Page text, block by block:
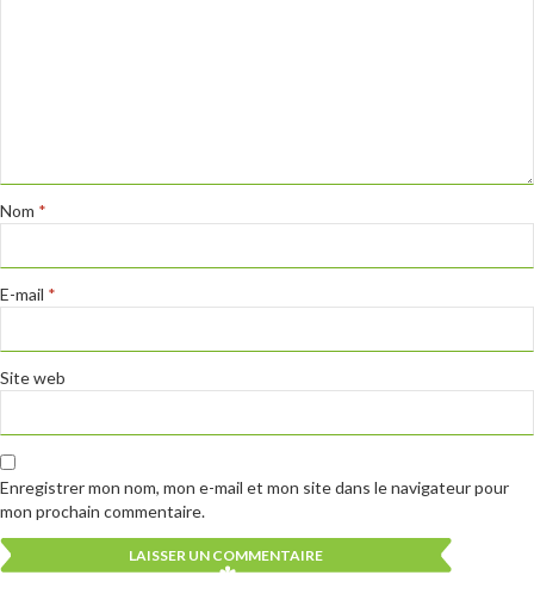
Nom *
E-mail *
Site web
Enregistrer mon nom, mon e-mail et mon site dans le navigateur pour
mon prochain commentaire.